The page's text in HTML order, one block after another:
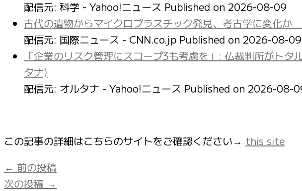
配信元: 科学 - Yahoo!ニュース Published on 2026-08-09
古代の遺物からマイクロプラスチック発見、考古学に変化
配信元: 国際ニュース - CNN.co.jp Published on 2026-08-09
「企業のリスク管理にスコープ3も考慮を」: 仏裁判所がト
タナ)
配信元: オルタナ - Yahoo!ニュース Published on 2026-08-
この記事の詳細はこちらのサイトをご確認ください→ this site
← 前の投稿
次の投稿 →